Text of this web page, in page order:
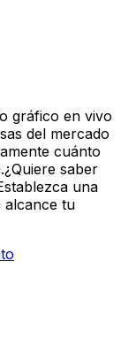
gráfico en vivo
del mercado
cuánto
saber
una
alcance tu